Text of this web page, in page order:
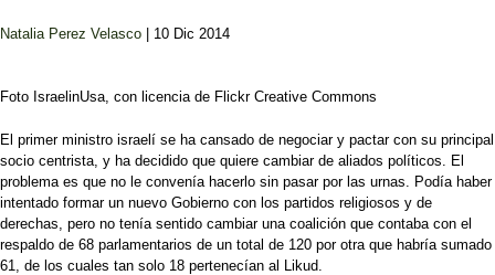
Natalia Perez Velasco | 10 Dic 2014
Foto IsraelinUsa, con licencia de Flickr Creative Commons
El primer ministro israelí se ha cansado de negociar y pactar con su principal
socio centrista, y ha decidido que quiere cambiar de aliados políticos. El
problema es que no le convenía hacerlo sin pasar por las urnas. Podía haber
intentado formar un nuevo Gobierno con los partidos religiosos y de
derechas, pero no tenía sentido cambiar una coalición que contaba con el
respaldo de 68 parlamentarios de un total de 120 por otra que habría sumado
61, de los cuales tan solo 18 pertenecían al Likud.